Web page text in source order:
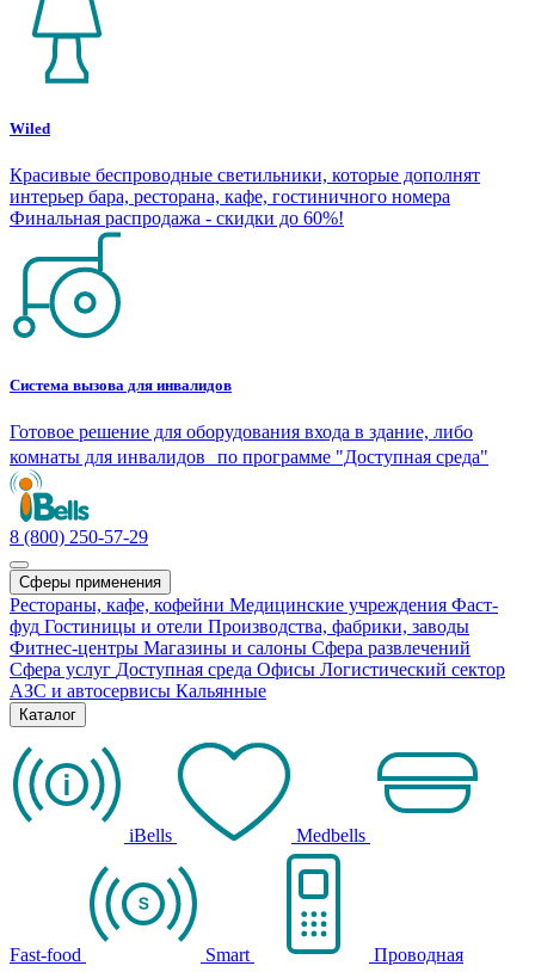
Wiled
Красивые беспроводные светильники, которые дополнят
интерьер бара, ресторана, кафе, гостиничного номера
Финальная распродажа - скидки до 60%!
Система вызова для инвалидов
Готовое решение для оборудования входа в здание, либо
комнаты для инвалидов по программе "Доступная среда"
8 (800) 250-57-29
Сферы применения
Рестораны, кафе, кофейни Медицинские учреждения Фаст-
фуд Гостиницы и отели Производства, фабрики, заводы
Фитнес-центры Магазины и салоны Сфера развлечений
Сфера услуг Доступная среда Офисы Логистический сектор
АЗС и автосервисы Кальянные
Каталог
iBells Medbells
Fast-food Smart Проводная